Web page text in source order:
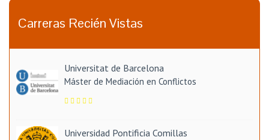
Carreras Recién Vistas
Universitat de Barcelona
Máster de Mediación en Conflictos
Universidad Pontificia Comillas